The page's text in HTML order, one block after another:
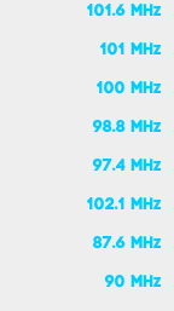
101.6 MHz
101 MHz
100 MHz
98.8 MHz
97.4 MHz
102.1 MHz
87.6 MHz
90 MHz